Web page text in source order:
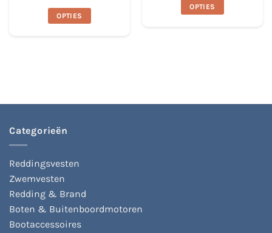
tot
OPTIES
optie
de
OPTIES
kan
Categorieën
Reddingsvesten
Zwemvesten
Redding & Brand
Boten & Buitenboordmotoren
Bootaccessoires